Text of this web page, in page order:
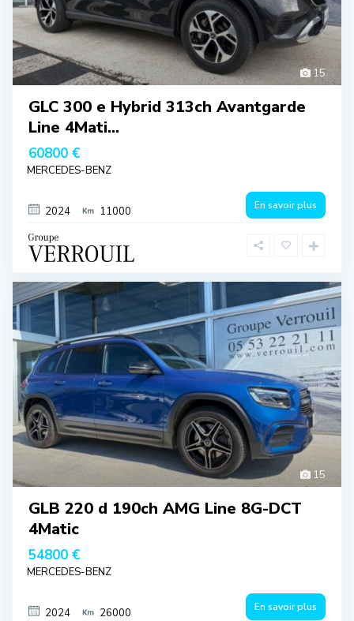
15
GLC 300 e Hybrid 313ch Avantgarde
Line 4Mati...
60800 €
MERCEDES-BENZ
2024 11000 En savoir plus
15
GLB 220 d 190ch AMG Line 8G-DCT
4Matic
54800 €
MERCEDES-BENZ
2024 26000 En savoir plus